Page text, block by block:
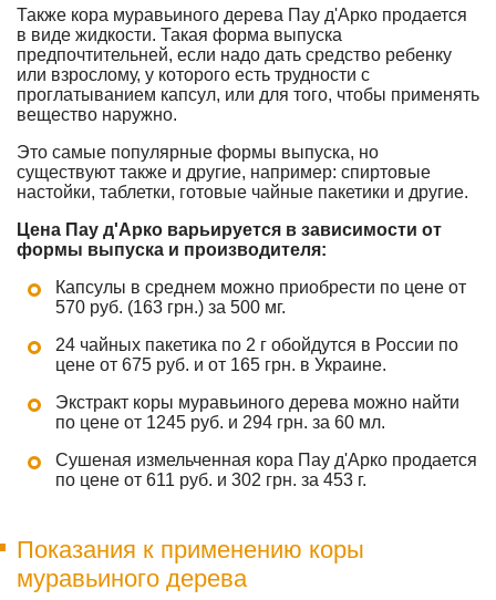
Также кора муравьиного дерева Пау д'Арко продается
в виде жидкости. Такая форма выпуска
предпочтительней, если надо дать средство ребенку
или взрослому, у которого есть трудности с
проглатыванием капсул, или для того, чтобы применять
вещество наружно.
Это самые популярные формы выпуска, но
существуют также и другие, например: спиртовые
настойки, таблетки, готовые чайные пакетики и другие.
Цена Пау д'Арко варьируется в зависимости от
формы выпуска и производителя:
Капсулы в среднем можно приобрести по цене от
570 руб. (163 грн.) за 500 мг.
24 чайных пакетика по 2 г обойдутся в России по
цене от 675 руб. и от 165 грн. в Украине.
Экстракт коры муравьиного дерева можно найти
по цене от 1245 руб. и 294 грн. за 60 мл.
Сушеная измельченная кора Пау д'Арко продается
по цене от 611 руб. и 302 грн. за 453 г.
Показания к применению коры
муравьиного дерева